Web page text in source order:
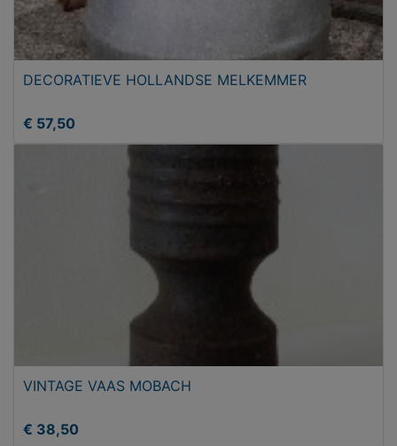
DECORATIEVE HOLLANDSE MELKEMMER
€ 57,50
VINTAGE VAAS MOBACH
€ 38,50